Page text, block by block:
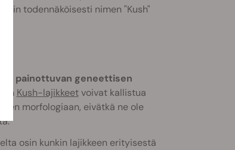
todennäköisesti nimen "Kush"
painottuvan geneettisen
Kush-lajikkeetvoivat kallistua
morfologiaan, eivätkä ne ole
osin kunkin lajikkeen erityisestä